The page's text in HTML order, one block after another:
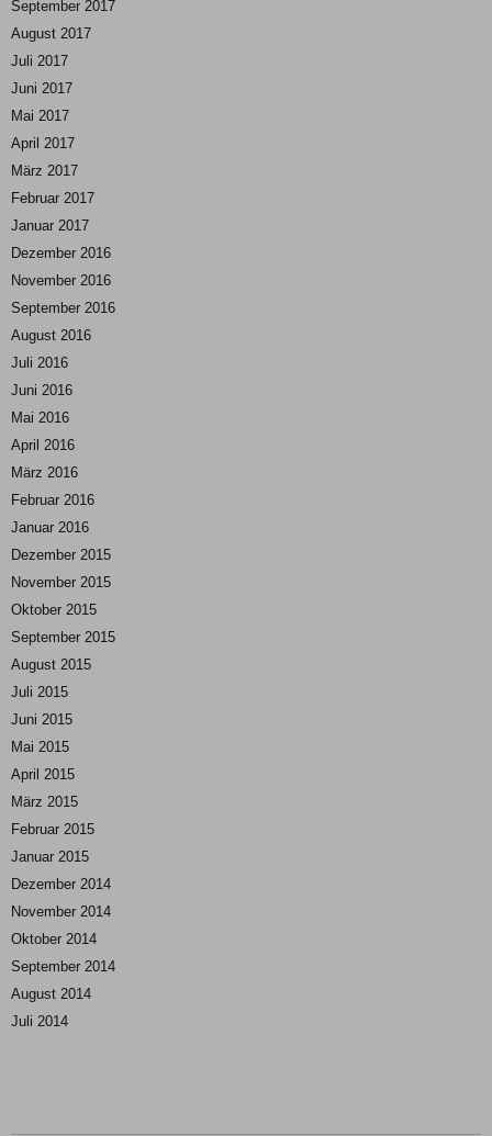
September 2017
August 2017
Juli 2017
Juni 2017
Mai 2017
April 2017
März 2017
Februar 2017
Januar 2017
Dezember 2016
November 2016
September 2016
August 2016
Juli 2016
Juni 2016
Mai 2016
April 2016
März 2016
Februar 2016
Januar 2016
Dezember 2015
November 2015
Oktober 2015
September 2015
August 2015
Juli 2015
Juni 2015
Mai 2015
April 2015
März 2015
Februar 2015
Januar 2015
Dezember 2014
November 2014
Oktober 2014
September 2014
August 2014
Juli 2014